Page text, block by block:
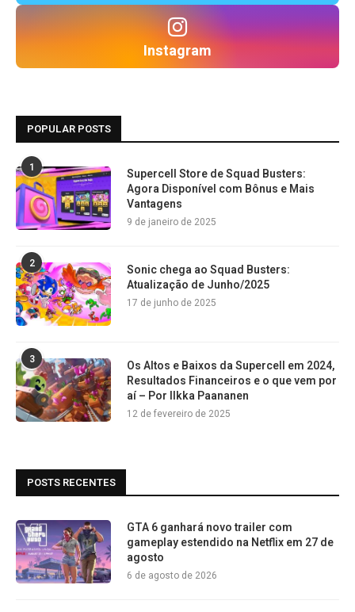
Instagram
POPULAR POSTS
1
Supercell Store de Squad Busters:
Agora Disponível com Bônus e Mais
Vantagens
9 de janeiro de 2025
2
Sonic chega ao Squad Busters:
Atualização de Junho/2025
17 de junho de 2025
3
Os Altos e Baixos da Supercell em 2024,
Resultados Financeiros e o que vem por
aí – Por Ilkka Paananen
12 de fevereiro de 2025
POSTS RECENTES
GTA 6 ganhará novo trailer com
gameplay estendido na Netflix em 27 de
agosto
6 de agosto de 2026